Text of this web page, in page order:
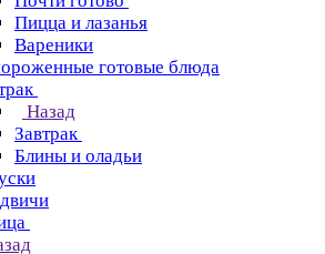
Пицца и лазанья
Вареники
готовые блюда
Назад
Завтрак
Блины и оладьи